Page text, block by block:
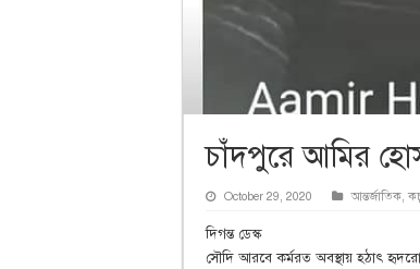
চাঁদপুরে আমির
October 29, 2020 আন্তর্জাতিক,
দিগন্ত ডেস্ক
সৌদি আরবে কর্মরত অবস্থায় হঠাৎ